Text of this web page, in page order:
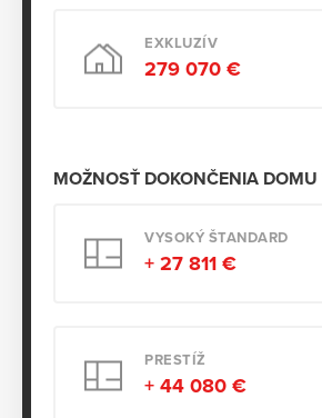
EXKLUZÍV
279 070 €
MOŽNOSŤ DOKONČENIA
VYSOKÝ ŠTANDARD
+ 27 811 €
PRESTÍŽ
+ 44 080 €